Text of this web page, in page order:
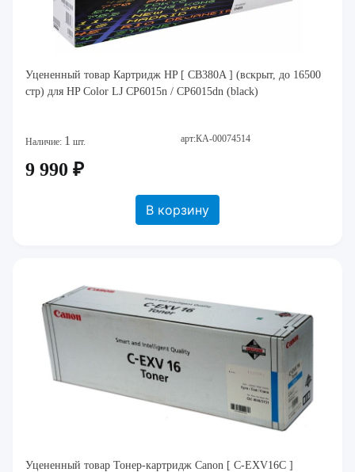
Уцененный товар Картридж HP [ CB380A ] (вскрыт, до 16500
стр) для HP Color LJ CP6015n / CP6015dn (black)
Наличие: 1 шт. арт:КА-00074514
9 990 ₽
В корзину
Уцененный товар Тонер-картридж Canon [ C-EXV16C ]